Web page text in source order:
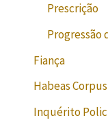
Prescrição
Progressão
Fiança
Habeas Corpus
Inquérito